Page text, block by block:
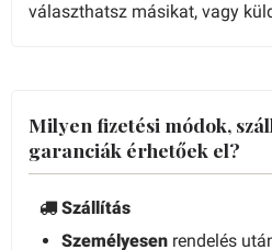
választhatsz másikat, vagy
Milyen fizetési módok,
garanciák érhetőek el?
Szállítás
Személyesen rendelés